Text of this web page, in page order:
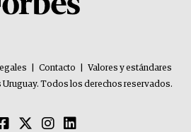
Contacto
Valores y estándares
Todos los derechos reservados.